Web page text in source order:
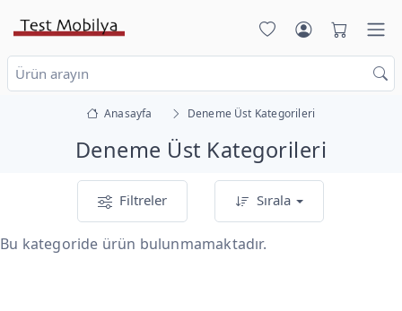
Anasayfa Deneme Üst Kategorileri
Deneme Üst Kategorileri
Filtreler Sırala
Bu kategoride ürün bulunmamaktadır.